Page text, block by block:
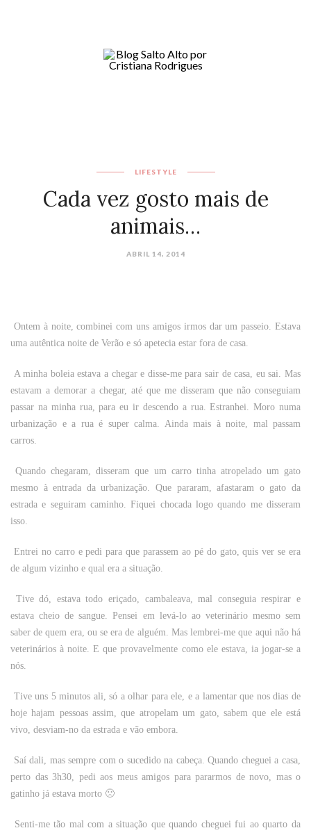
LIFESTYLE
Cada vez gosto mais de
animais…
ABRIL 14, 2014
Ontem à noite, combinei com uns amigos irmos dar um passeio. Estava
uma autêntica noite de Verão e só apetecia estar fora de casa.
A minha boleia estava a chegar e disse-me para sair de casa, eu sai. Mas
estavam a demorar a chegar, até que me disseram que não conseguiam
passar na minha rua, para eu ir descendo a rua. Estranhei. Moro numa
urbanização e a rua é super calma. Ainda mais à noite, mal passam
carros.
Quando chegaram, disseram que um carro tinha atropelado um gato
mesmo à entrada da urbanização. Que pararam, afastaram o gato da
estrada e seguiram caminho. Fiquei chocada logo quando me disseram
isso.
Entrei no carro e pedi para que parassem ao pé do gato, quis ver se era
de algum vizinho e qual era a situação.
Tive dó, estava todo eriçado, cambaleava, mal conseguia respirar e
estava cheio de sangue. Pensei em levá-lo ao veterinário mesmo sem
saber de quem era, ou se era de alguém. Mas lembrei-me que aqui não há
veterinários à noite. E que provavelmente como ele estava, ia jogar-se a
nós.
Tive uns 5 minutos ali, só a olhar para ele, e a lamentar que nos dias de
hoje hajam pessoas assim, que atropelam um gato, sabem que ele está
vivo, desviam-no da estrada e vão embora.
Saí dali, mas sempre com o sucedido na cabeça. Quando cheguei a casa,
perto das 3h30, pedi aos meus amigos para pararmos de novo, mas o
gatinho já estava morto 🙁
Senti-me tão mal com a situação que quando cheguei fui ao quarto da